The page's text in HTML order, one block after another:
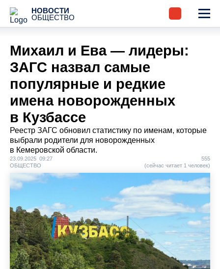
НОВОСТИ
ОБЩЕСТВО
Михаил и Ева — лидеры:
ЗАГС назвал самые
популярные и редкие
имена новорожденных
в Кузбассе
Реестр ЗАГС обновил статистику по именам, которые
выбрали родители для новорожденных
в Кемеровской области.
23.09.2025 09:27
ОБЩЕСТВО
555
(сейчас читает 1 человек)